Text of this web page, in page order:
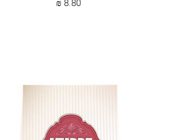
8.80
₪